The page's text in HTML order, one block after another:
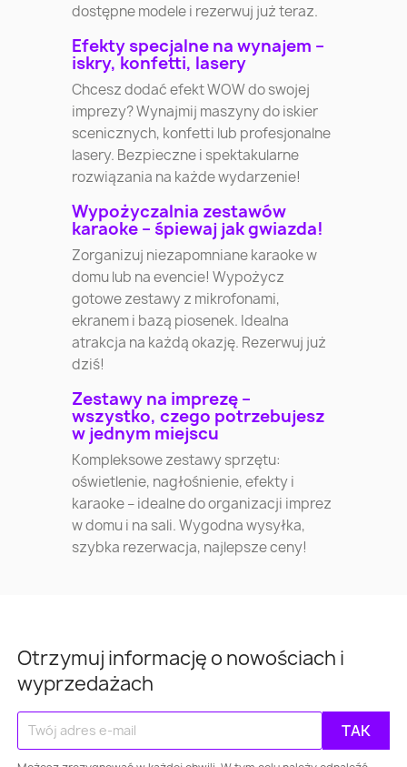
dostępne modele i rezerwuj już teraz.
Efekty specjalne na wynajem –
iskry, konfetti, lasery
Chcesz dodać efekt WOW do swojej
imprezy? Wynajmij maszyny do iskier
scenicznych, konfetti lub profesjonalne
lasery. Bezpieczne i spektakularne
rozwiązania na każde wydarzenie!
Wypożyczalnia zestawów
karaoke – śpiewaj jak gwiazda!
Zorganizuj niezapomniane karaoke w
domu lub na evencie! Wypożycz
gotowe zestawy z mikrofonami,
ekranem i bazą piosenek. Idealna
atrakcja na każdą okazję. Rezerwuj już
dziś!
Zestawy na imprezę –
wszystko, czego potrzebujesz
w jednym miejscu
Kompleksowe zestawy sprzętu:
oświetlenie, nagłośnienie, efekty i
karaoke – idealne do organizacji imprez
w domu i na sali. Wygodna wysyłka,
szybka rezerwacja, najlepsze ceny!
Otrzymuj informację o nowościach i
wyprzedażach